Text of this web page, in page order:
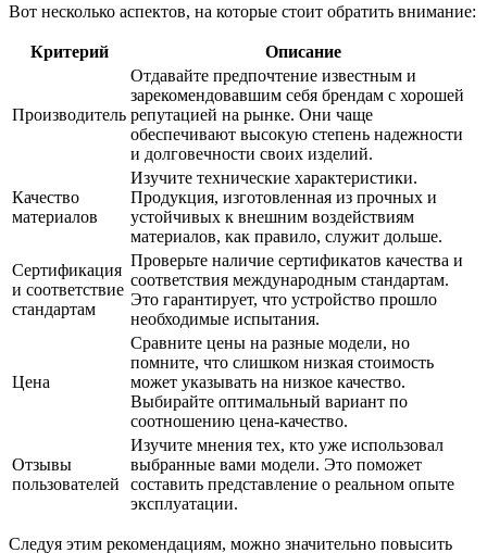
Вот несколько аспектов, на которые стоит обратить внимание:
Критерий Описание
Производитель
Отдавайте предпочтение известным и
зарекомендовавшим себя брендам с хорошей
репутацией на рынке. Они чаще
обеспечивают высокую степень надежности
и долговечности своих изделий.
Качество
материалов
Изучите технические характеристики.
Продукция, изготовленная из прочных и
устойчивых к внешним воздействиям
материалов, как правило, служит дольше.
Сертификация
и соответствие
стандартам
Проверьте наличие сертификатов качества и
соответствия международным стандартам.
Это гарантирует, что устройство прошло
необходимые испытания.
Цена
Сравните цены на разные модели, но
помните, что слишком низкая стоимость
может указывать на низкое качество.
Выбирайте оптимальный вариант по
соотношению цена-качество.
Отзывы
пользователей
Изучите мнения тех, кто уже использовал
выбранные вами модели. Это поможет
составить представление о реальном опыте
эксплуатации.
Следуя этим рекомендациям, можно значительно повысить